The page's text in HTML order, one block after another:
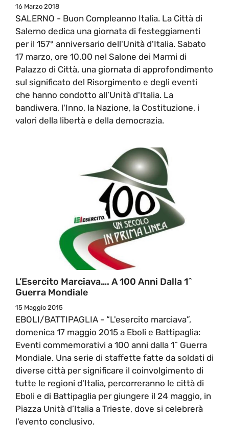
16 Marzo 2018
SALERNO - Buon Compleanno Italia. La Città di
Salerno dedica una giornata di festeggiamenti
per il 157° anniversario dell'Unità d'Italia. Sabato
17 marzo, ore 10.00 nel Salone dei Marmi di
Palazzo di Città, una giornata di approfondimento
sul significato del Risorgimento e degli eventi
che hanno condotto all’Unità d'Italia. La
bandiwera, l'Inno, la Nazione, la Costituzione, i
valori della libertà e della democrazia.
L’Esercito Marciava…. A 100 Anni Dalla 1^
Guerra Mondiale
15 Maggio 2015
EBOLI/BATTIPAGLIA - “L'esercito marciava”,
domenica 17 maggio 2015 a Eboli e Battipaglia:
Eventi commemorativi a 100 anni dalla 1^ Guerra
Mondiale. Una serie di staffette fatte da soldati di
diverse città per significare il coinvolgimento di
tutte le regioni d'Italia, percorreranno le città di
Eboli e di Battipaglia per giungere il 24 maggio, in
Piazza Unità d’Italia a Trieste, dove si celebrerà
l'evento conclusivo.